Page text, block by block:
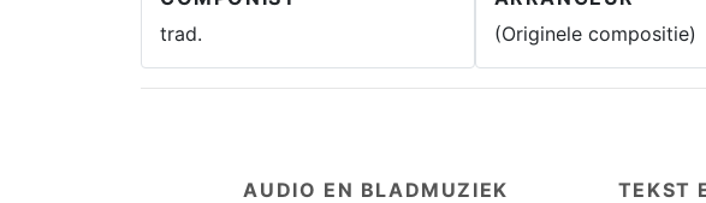
trad.
(Originele compositie)
AUDIO EN BLADMUZIEK TEKST